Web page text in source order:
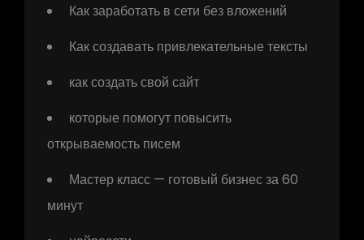
Как заработать в сети без вложений
Как создавать привлекательные тексты
как создать свой сайт
которые помогут повысить
открываемость писем
Мастер класс — готовый бизнес за 60
минут